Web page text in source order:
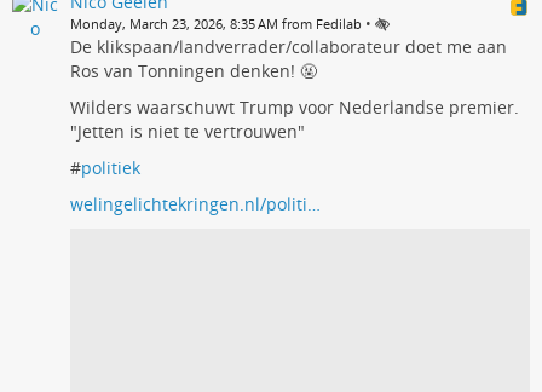
Monday, March 23, 2026, 8:35 AM from Fedilab •
De klikspaan/landverrader/collaborateur doet me aan
Ros van Tonningen denken! 🤬
Wilders waarschuwt Trump voor Nederlandse premier.
"Jetten is niet te vertrouwen"
#politiek
welingelichtekringen.nl/politi…